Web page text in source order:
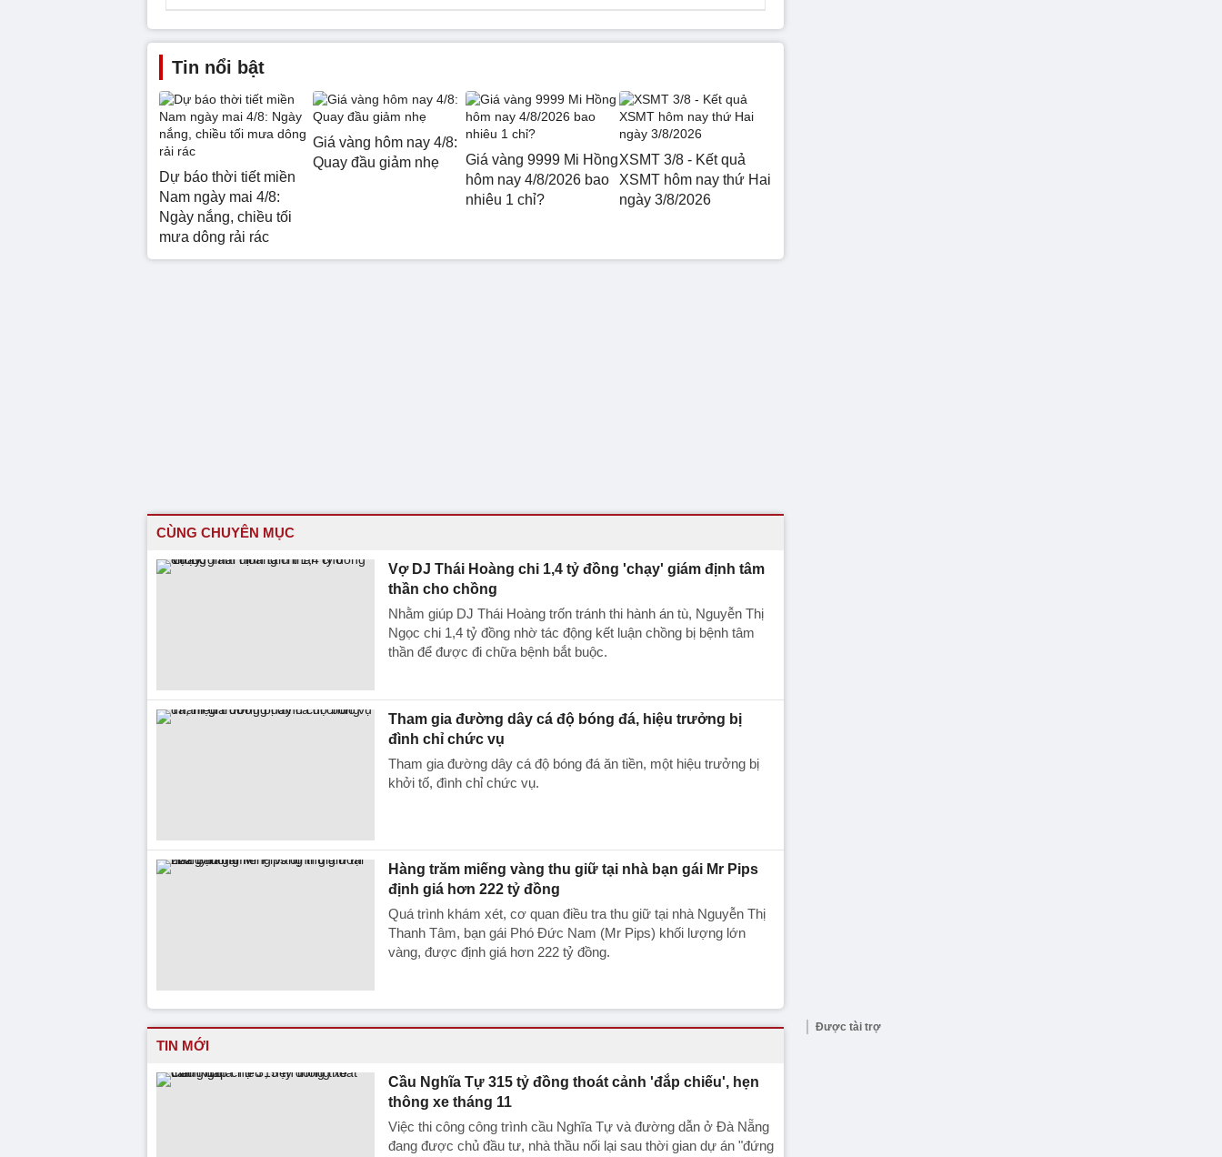
Tin nổi bật
Dự báo thời tiết miền
Nam ngày mai 4/8:
Ngày nắng, chiều tối
mưa dông rải rác
Giá vàng hôm nay 4/8:
Quay đầu giảm nhẹ
Giá vàng 9999 Mi Hồng
hôm nay 4/8/2026 bao
nhiêu 1 chỉ?
XSMT 3/8 - Kết quả
XSMT hôm nay thứ Hai
ngày 3/8/2026
CÙNG CHUYÊN MỤC
Vợ DJ Thái Hoàng chi 1,4 tỷ đồng 'chạy' giám định tâm
thần cho chồng
Nhằm giúp DJ Thái Hoàng trốn tránh thi hành án tù, Nguyễn Thị
Ngọc chi 1,4 tỷ đồng nhờ tác động kết luận chồng bị bệnh tâm
thần để được đi chữa bệnh bắt buộc.
Tham gia đường dây cá độ bóng đá, hiệu trưởng bị
đình chỉ chức vụ
Tham gia đường dây cá độ bóng đá ăn tiền, một hiệu trưởng bị
khởi tố, đình chỉ chức vụ.
Hàng trăm miếng vàng thu giữ tại nhà bạn gái Mr Pips
định giá hơn 222 tỷ đồng
Quá trình khám xét, cơ quan điều tra thu giữ tại nhà Nguyễn Thị
Thanh Tâm, bạn gái Phó Đức Nam (Mr Pips) khối lượng lớn
vàng, được định giá hơn 222 tỷ đồng.
TIN MỚI
Cầu Nghĩa Tự 315 tỷ đồng thoát cảnh 'đắp chiếu', hẹn
thông xe tháng 11
Việc thi công công trình cầu Nghĩa Tự và đường dẫn ở Đà Nẵng
đang được chủ đầu tư, nhà thầu nối lại sau thời gian dự án "đứng
Được tài trợ